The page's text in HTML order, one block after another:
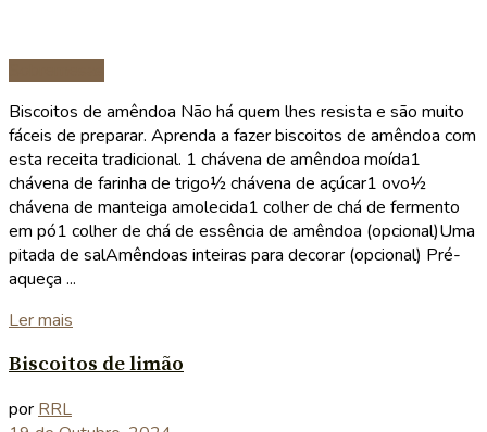
Biscoitos de amêndoa Não há quem lhes resista e são muito
fáceis de preparar. Aprenda a fazer biscoitos de amêndoa com
esta receita tradicional. 1 chávena de amêndoa moída1
chávena de farinha de trigo½ chávena de açúcar1 ovo½
chávena de manteiga amolecida1 colher de chá de fermento
em pó1 colher de chá de essência de amêndoa (opcional)Uma
pitada de salAmêndoas inteiras para decorar (opcional) Pré-
aqueça ...
Ler mais
Biscoitos de limão
por RRL